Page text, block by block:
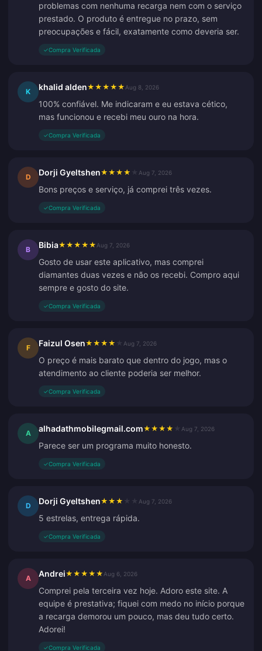
problemas com nenhuma recarga nem com o serviço
prestado. O produto é entregue no prazo, sem
preocupações e fácil, exatamente como deveria ser.
✓Compra Verificada
K khalid alden★ ★ ★ ★ ★ Aug 8, 2026
100% confiável. Me indicaram e eu estava cético,
mas funcionou e recebi meu ouro na hora.
✓Compra Verificada
D Dorji Gyeltshen★ ★ ★ ★ Aug 7, 2026
Bons preços e serviço, já comprei três vezes.
✓Compra Verificada
B Bibia★ ★ ★ ★ ★ Aug 7, 2026
Gosto de usar este aplicativo, mas comprei
diamantes duas vezes e não os recebi. Compro aqui
sempre e gosto do site.
✓Compra Verificada
F Faizul Osen★ ★ ★ ★ Aug 7, 2026
O preço é mais barato que dentro do jogo, mas o
atendimento ao cliente poderia ser melhor.
✓Compra Verificada
A alhadathmobilegmail.com★ ★ ★ ★ Aug 7, 2026
Parece ser um programa muito honesto.
✓Compra Verificada
D Dorji Gyeltshen★ ★ ★ Aug 7, 2026
5 estrelas, entrega rápida.
✓Compra Verificada
A Andrei★ ★ ★ ★ ★ Aug 6, 2026
Comprei pela terceira vez hoje. Adoro este site. A
equipe é prestativa; fiquei com medo no início porque
a recarga demorou um pouco, mas deu tudo certo.
Adorei!
✓Compra Verificada